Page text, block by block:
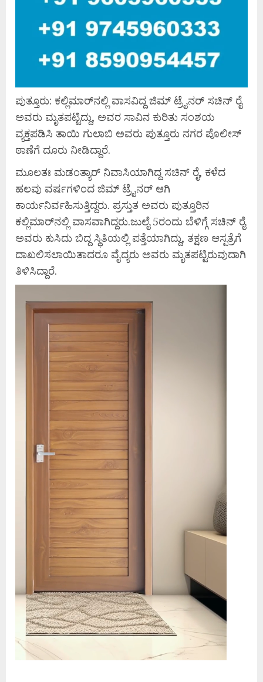
ಪುತ್ತೂರು: ಕಲ್ಲಿಮಾರ್‌ನಲ್ಲಿ ವಾಸವಿದ್ದ ಜಿಮ್ ಟ್ರೈನರ್ ಸಚಿನ್ ರೈ
ಅವರು ಮೃತಪಟ್ಟಿದ್ದು, ಅವರ ಸಾವಿನ ಕುರಿತು ಸಂಶಯ
ವ್ಯಕ್ತಪಡಿಸಿ ತಾಯಿ ಗುಲಾಬಿ ಅವರು ಪುತ್ತೂರು ನಗರ ಪೊಲೀಸ್
ಠಾಣೆಗೆ ದೂರು ನೀಡಿದ್ದಾರೆ.
ಮೂಲತಃ ಮಡಂತ್ಯಾರ್ ನಿವಾಸಿಯಾಗಿದ್ದ ಸಚಿನ್ ರೈ, ಕಳೆದ
ಹಲವು ವರ್ಷಗಳಿಂದ ಜಿಮ್ ಟ್ರೈನರ್ ಆಗಿ
ಕಾರ್ಯನಿರ್ವಹಿಸುತ್ತಿದ್ದರು. ಪ್ರಸ್ತುತ ಅವರು ಪುತ್ತೂರಿನ
ಕಲ್ಲಿಮಾರ್‌ನಲ್ಲಿ ವಾಸವಾಗಿದ್ದರು.ಜುಲೈ 5ರಂದು ಬೆಳಿಗ್ಗೆ ಸಚಿನ್ ರೈ
ಅವರು ಕುಸಿದು ಬಿದ್ದ ಸ್ಥಿತಿಯಲ್ಲಿ ಪತ್ತೆಯಾಗಿದ್ದು, ತಕ್ಷಣ ಆಸ್ಪತ್ರೆಗೆ
ದಾಖಲಿಸಲಾಯಿತಾದರೂ ವೈದ್ಯರು ಅವರು ಮೃತಪಟ್ಟಿರುವುದಾಗಿ
ತಿಳಿಸಿದ್ದಾರೆ.